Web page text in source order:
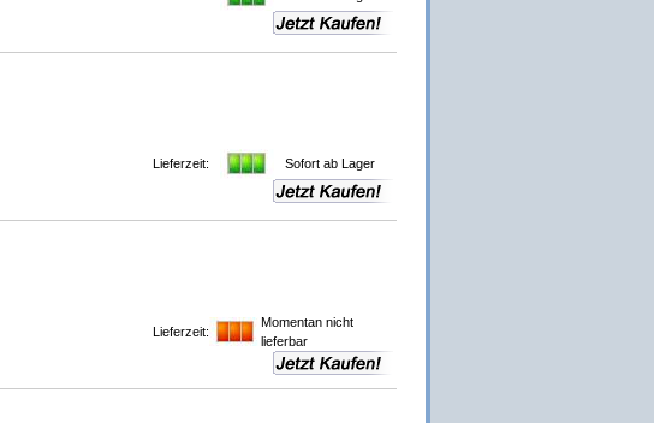
Lieferzeit:
Sofort ab Lager
Lieferzeit:
Momentan nicht
lieferbar